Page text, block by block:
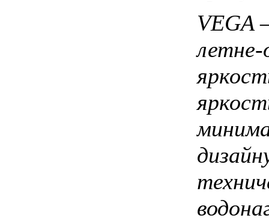
VEGA
летне-